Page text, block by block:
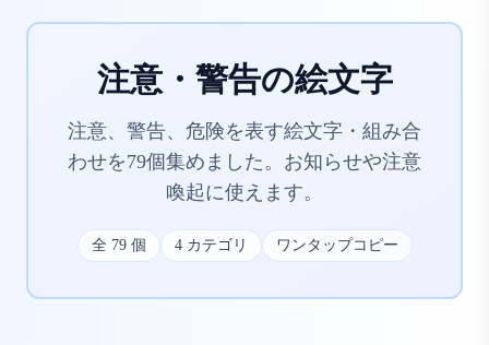
注意・警告の絵文字
注意、警告、危険を表す絵文字・組み合
わせを79個集めました。お知らせや注意
喚起に使えます。
全 79個 4カテゴリ ワンタップコピー